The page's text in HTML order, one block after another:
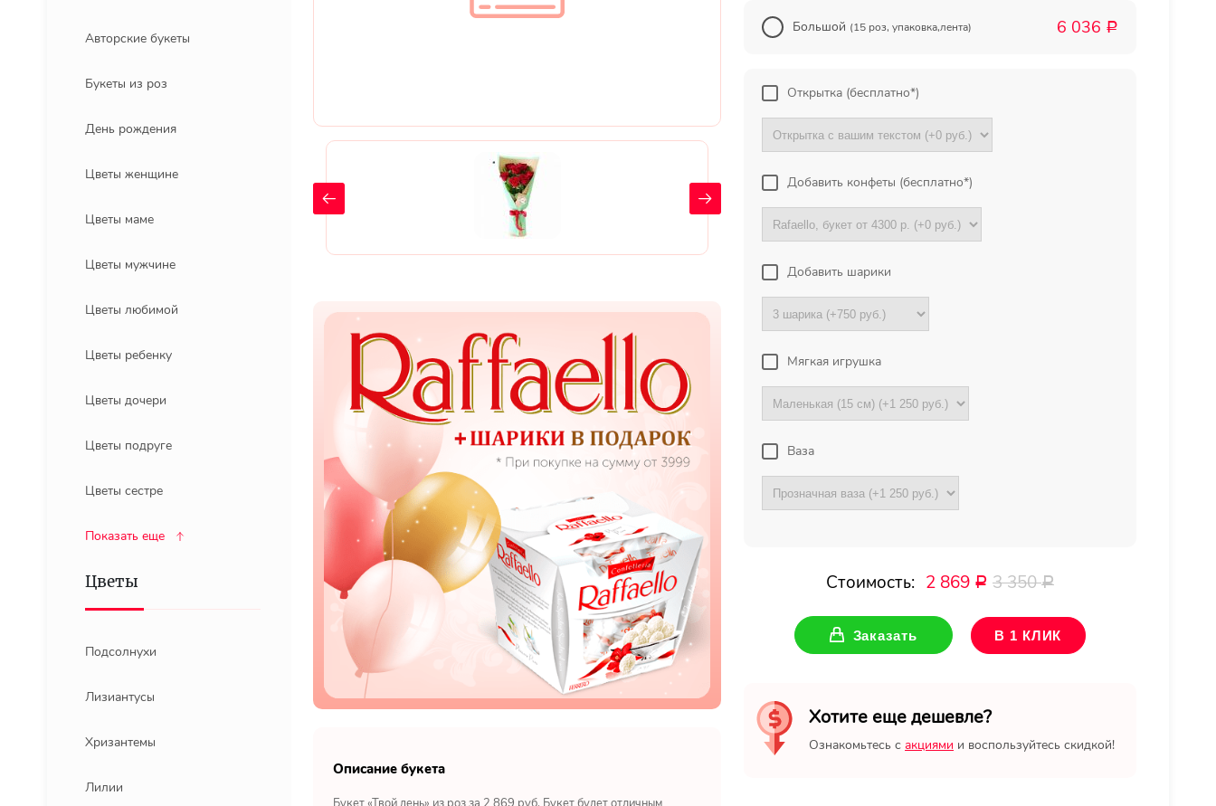
Авторские букеты
Букеты из роз
День рождения
Цветы женщине
Цветы маме
Цветы мужчине
Цветы любимой
Цветы ребенку
Цветы дочери
Цветы подруге
Цветы сестре
Показать еще
Цветы
Подсолнухи
Лизиантусы
Хризантемы
Лилии
Описание букета
Большой (15 роз, упаковка,лента) 6 036 Р
Открытка (бесплатно*)
Добавить конфеты (бесплатно*)
Добавить шарики
Мягкая игрушка
Ваза
Стоимость: 2 869 Р 3 350Р
Заказать В 1 КЛИК
Хотите еще дешевле?
Ознакомьтесь сакциями и воспользуйтесь скидкой!